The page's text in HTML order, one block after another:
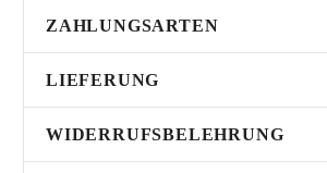
ZAHLUNGSARTEN
LIEFERUNG
WIDERRUFSBELEHRUNG